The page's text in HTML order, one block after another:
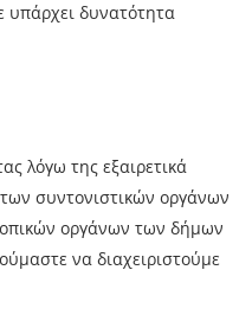
υπάρχει δυνατότητα
λόγω της εξαιρετικά
συντονιστικών οργάνων
οργάνων των δήμων
να διαχειριστούμε